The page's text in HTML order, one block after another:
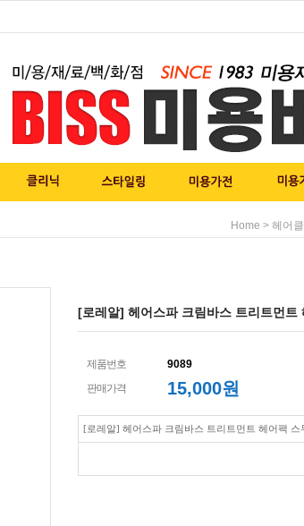
Home > 헤어
[로레알] 헤어스파 크림바스 트리트먼
제품번호
9089
판매가격
15,000원
[로레알] 헤어스파 크림바스 트리트먼트 헤어팩 스